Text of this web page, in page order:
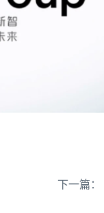
下一篇：